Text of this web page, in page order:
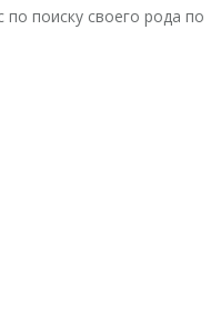
по поиску своего рода по